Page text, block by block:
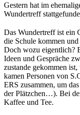
Gestern hat im
Wundertreff
Das Wundertreff ist ein
die Schule kommen
Doch wozu eigentlich?
Ideen und Gespräche
zustande gekommen
kamen Personen von
ERS zusammen, um
der Plätzchen…). Bei
Kaffee und Tee.